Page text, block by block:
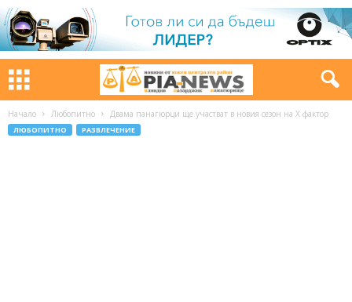
Начало Любопитно Двама панагюрци ще участват в новия сезон на Х фактор
ЛЮБОПИТНО РАЗВЛЕЧЕНИЕ